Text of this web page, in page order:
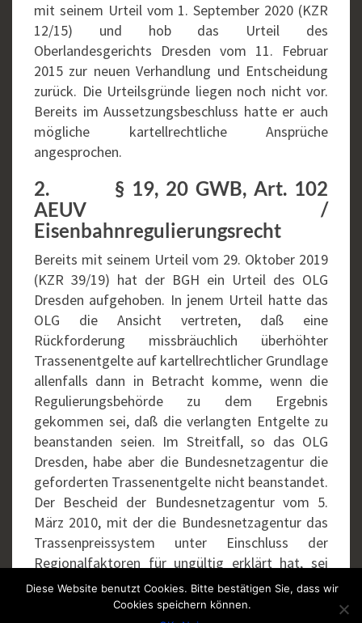
mit seinem Urteil vom 1. September 2020 (KZR
12/15) und hob das Urteil des
Oberlandesgerichts Dresden vom 11. Februar
2015 zur neuen Verhandlung und Entscheidung
zurück. Die Urteilsgründe liegen noch nicht vor.
Bereits im Aussetzungsbeschluss hatte er auch
mögliche kartellrechtliche Ansprüche
angesprochen.
2. § 19, 20 GWB, Art. 102
AEUV /
Eisenbahnregulierungsrecht
Bereits mit seinem Urteil vom 29. Oktober 2019
(KZR 39/19) hat der BGH ein Urteil des OLG
Dresden aufgehoben. In jenem Urteil hatte das
OLG die Ansicht vertreten, daß eine
Rückforderung missbräuchlich überhöhter
Trassenentgelte auf kartellrechtlicher Grundlage
allenfalls dann in Betracht komme, wenn die
Regulierungsbehörde zu dem Ergebnis
gekommen sei, daß die verlangten Entgelte zu
beanstanden seien. Im Streitfall, so das OLG
Dresden, habe aber die Bundesnetzagentur die
geforderten Trassenentgelte nicht beanstandet.
Der Bescheid der Bundesnetzagentur vom 5.
März 2010, mit der die Bundesnetzagentur das
Trassenpreissystem unter Einschluss der
Regionalfaktoren für ungültig erklärt hat, sei
nicht bestandskräftig geworden.
Nach Auffassung des BGH können mit dieser
Diese Website benutzt Cookies. Bitte bestätigen Sie, dass wir
Cookies speichern können.